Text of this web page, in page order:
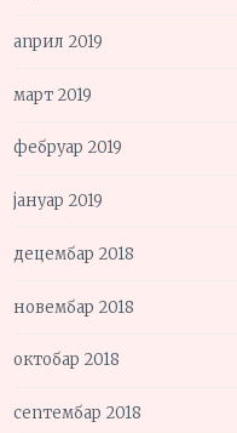
април 2019
март 2019
фебруар 2019
јануар 2019
децембар 2018
новембар 2018
октобар 2018
септембар 2018